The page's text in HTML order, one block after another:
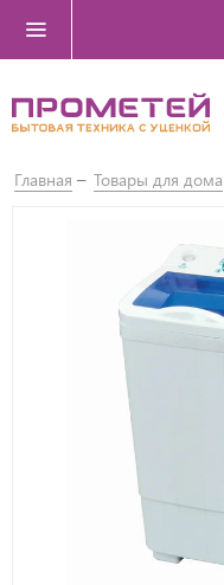
Главная Товары для дома